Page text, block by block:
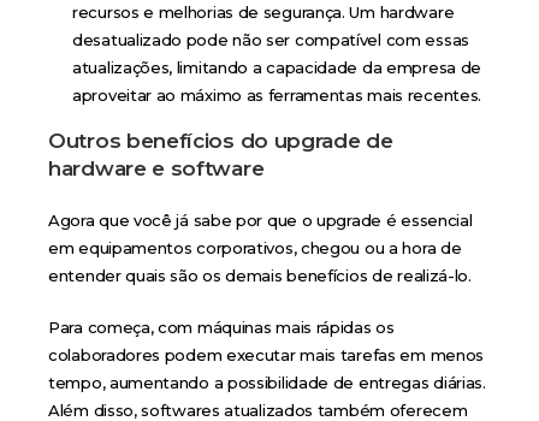
recursos e melhorias de segurança. Um hardware
desatualizado pode não ser compatível com essas
atualizações, limitando a capacidade da empresa de
aproveitar ao máximo as ferramentas mais recentes.
Outros benefícios do upgrade de
hardware e software
Agora que você já sabe por que o upgrade é essencial
em equipamentos corporativos, chegou ou a hora de
entender quais são os demais benefícios de realizá-lo.
Para começa, com máquinas mais rápidas os
colaboradores podem executar mais tarefas em menos
tempo, aumentando a possibilidade de entregas diárias.
Além disso, softwares atualizados também oferecem